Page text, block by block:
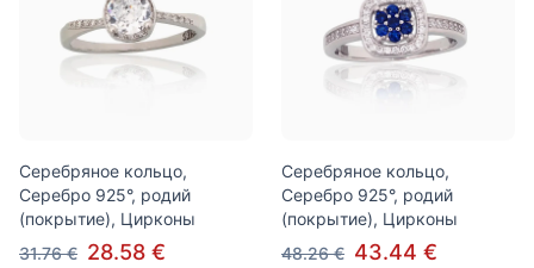
Серебряное кольцо,
Серебро 925°, родий
(покрытие), Цирконы
31.76 € 28.58 €
Серебряное кольцо,
Серебро 925°, родий
(покрытие), Цирконы
48.26 € 43.44 €